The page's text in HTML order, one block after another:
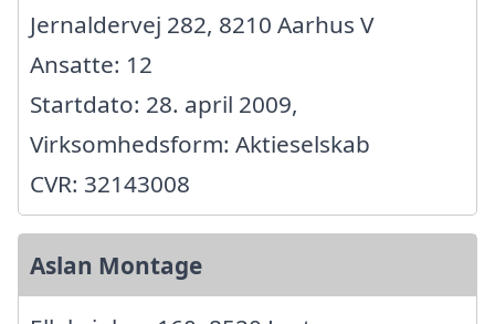
Jernaldervej 282, 8210 Aarhus V
Ansatte: 12
Startdato: 28. april 2009,
Virksomhedsform: Aktieselskab
CVR: 32143008
Aslan Montage